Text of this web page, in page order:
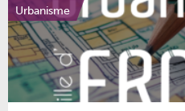
Urbanisme